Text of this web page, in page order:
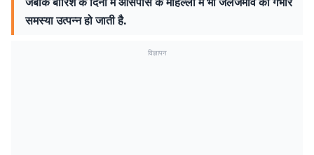
समस्या उत्पन्न हो जाती है.
विज्ञापन